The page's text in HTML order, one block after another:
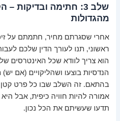
שלב 3: חתימה
מהגדולות
אחרי שסגרתם מחיר, חתמתם על
ראשוני, תנו לעורך הדין שלכם
הוא צריך לוודא שכל האינטרסים
הנדסיות בוצעו ושהליקויים (אם
בהתאם. זה השלב שבו כל פרט
אמורה להיות חוויה כיפית, אבל
תדעו שעשיתם את הכל נכון.